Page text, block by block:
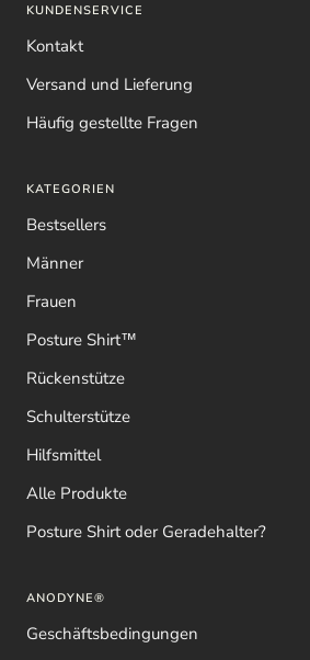
KUNDENSERVICE
Kontakt
Versand und Lieferung
Häufig gestellte Fragen
KATEGORIEN
Bestsellers
Männer
Frauen
Posture Shirt™
Rückenstütze
Schulterstütze
Hilfsmittel
Alle Produkte
Posture Shirt oder Geradehalter?
ANODYNE®
Geschäftsbedingungen